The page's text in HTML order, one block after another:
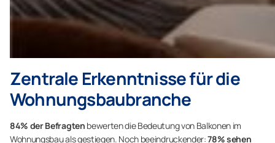
Zentrale Erkenntnisse für die
Wohnungsbaubranche
84% der Befragten bewerten die Bedeutung von Balkonen im
Wohnungsbau als gestiegen. Noch beeindruckender:78% sehen